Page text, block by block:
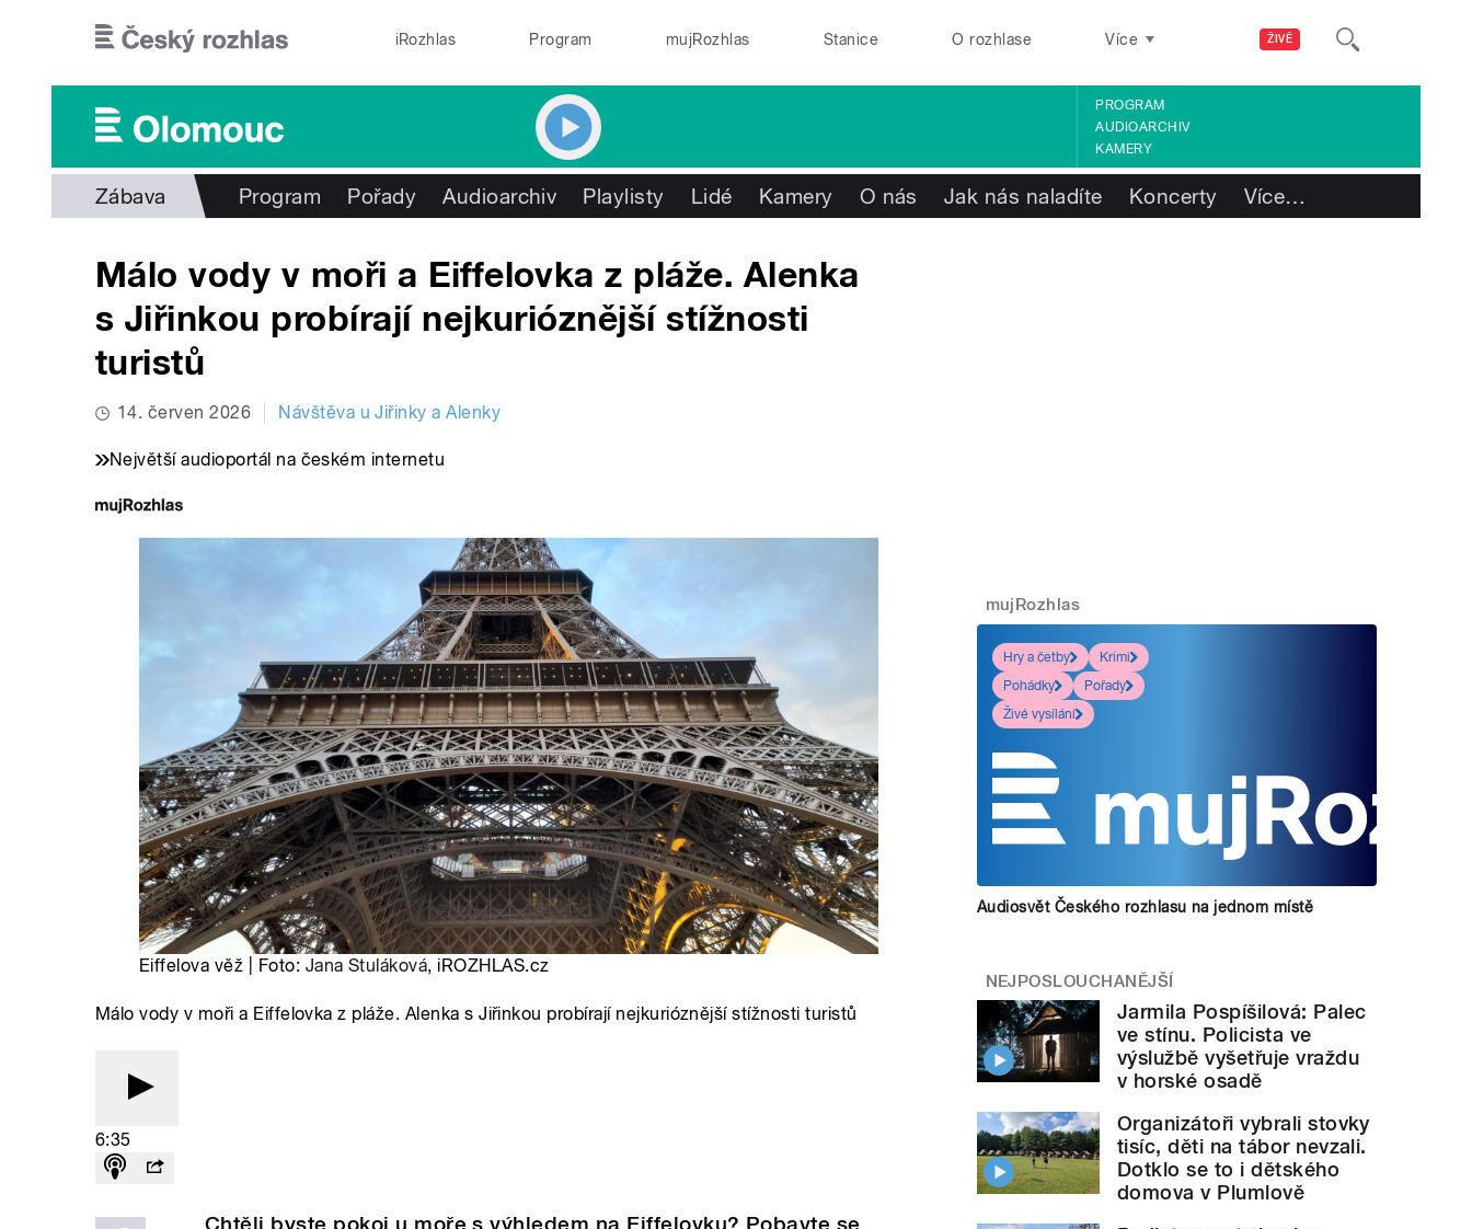
ŽIVĚ
iRozhlas Program mujRozhlas Stanice O rozhlase Více
PROGRAM
AUDIOARCHIV
KAMERY
Zábava Program Pořady Audioarchiv Playlisty Lidé Kamery O nás Jak nás naladíte Koncerty Více…
Málo vody v moři a Eiffelovka z pláže. Alenka
s Jiřinkou probírají nejkurióznější stížnosti
turistů
14. červen 2026 Návštěva u Jiřinky a Alenky
Největší audioportál na českém internetu
Eiffelova věž | Foto: Jana Stuláková, iROZHLAS.cz
Málo vody v moři a Eiffelovka z pláže. Alenka s Jiřinkou probírají nejkurióznější stížnosti turistů
6:35
Chtěli byste pokoj u moře s výhledem na Eiffelovku? Pobavte se
mujRozhlas
Hry a četby
Krimi
Pohádky
Pořady
Živé vysílání
Audiosvět Českého rozhlasu na jednom místě
NEJPOSLOUCHANĚJŠÍ
Jarmila Pospíšilová: Palec
ve stínu. Policista ve
výslužbě vyšetřuje vraždu
v horské osadě
Organizátoři vybrali stovky
tisíc, děti na tábor nevzali.
Dotklo se to i dětského
domova v Plumlově